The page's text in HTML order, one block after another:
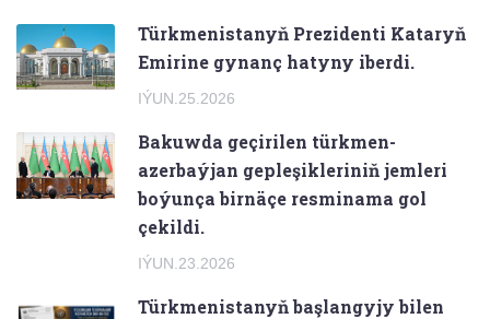
Türkmenistanyň Prezidenti Kataryň
Emirine gynanç hatyny iberdi.
IÝUN.25.2026
Bakuwda geçirilen türkmen-
azerbaýjan gepleşikleriniň jemleri
boýunça birnäçe resminama gol
çekildi.
IÝUN.23.2026
Türkmenistanyň başlangyjy bilen